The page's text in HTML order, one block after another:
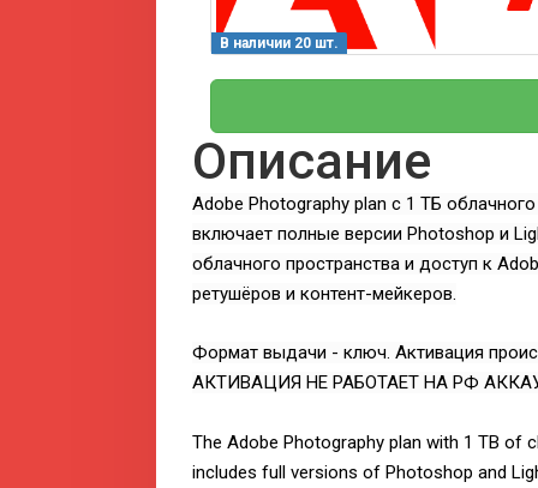
В наличии 20 шт.
Описание
Adobe Photography plan с 1 ТБ
включает полные версии Photoshop и
облачного пространства и доступ к
ретушёров и контент-мейкеров.
Формат выдачи - ключ. Активация
АКТИВАЦИЯ НЕ РАБОТАЕТ НА РФ
The Adobe Photography plan with 1 TB of
includes full versions of Photoshop and